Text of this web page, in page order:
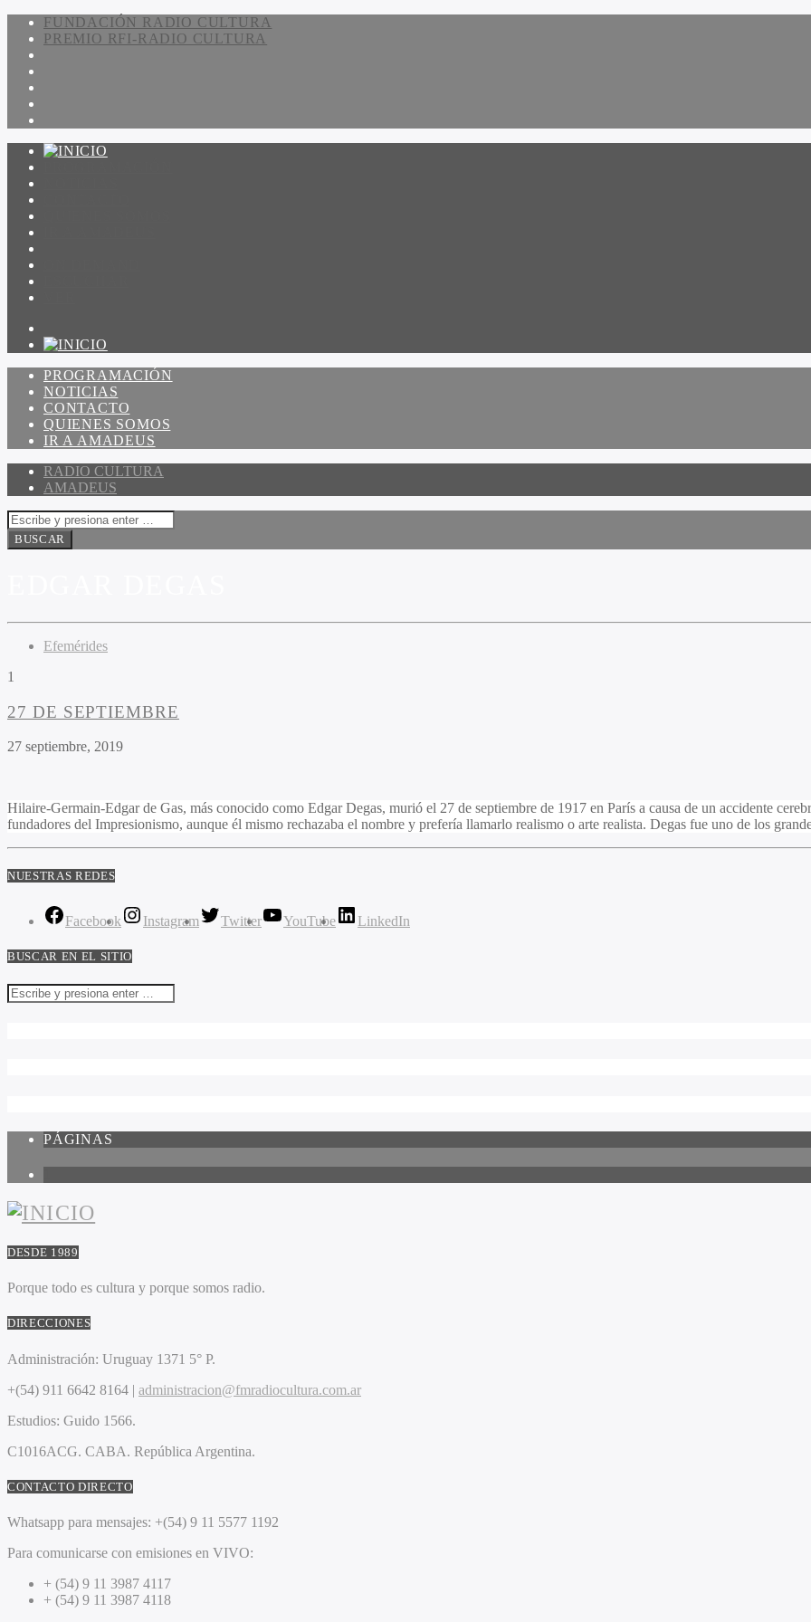
FUNDACIÓN RADIO CULTURA
PREMIO RFI-RADIO CULTURA
PROGRAMACIÓN
NOTICIAS
CONTACTO
QUIENES SOMOS
IR A AMADEUS
RADIO CULTURA
AMADEUS
Efemérides
1
27 DE SEPTIEMBRE
27 septiembre, 2019
Hilaire-Germain-Edgar de Gas, más conocido como Edgar Degas, murió el 27 de septiembre de 1917 en París a causa de un accidente
fundadores del Impresionismo, aunque él mismo rechazaba el nombre y prefería llamarlo realismo o arte realista. Degas fue uno de los
NUESTRAS REDES
Facebook Instagram Twitter YouTube LinkedIn
BUSCAR EN EL SITIO
PÁGINAS
DESDE 1989
Porque todo es cultura y porque somos radio.
DIRECCIONES
Administración: Uruguay 1371 5° P.
+(54) 911 6642 8164 | administracion@fmradiocultura.com.ar
Estudios: Guido 1566.
C1016ACG. CABA. República Argentina.
CONTACTO DIRECTO
Whatsapp para mensajes: +(54) 9 11 5577 1192
Para comunicarse con emisiones en VIVO:
+ (54) 9 11 3987 4117
+ (54) 9 11 3987 4118